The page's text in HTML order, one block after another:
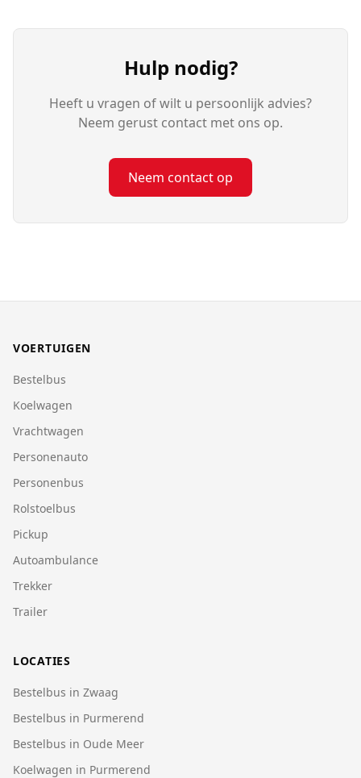
Hulp nodig?
Heeft u vragen of wilt u persoonlijk advies?
Neem gerust contact met ons op.
Neem contact op
VOERTUIGEN
Bestelbus
Koelwagen
Vrachtwagen
Personenauto
Personenbus
Rolstoelbus
Pickup
Autoambulance
Trekker
Trailer
LOCATIES
Bestelbus in Zwaag
Bestelbus in Purmerend
Bestelbus in Oude Meer
Koelwagen in Purmerend